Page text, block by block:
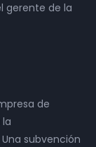
gerente de la
de
subvención